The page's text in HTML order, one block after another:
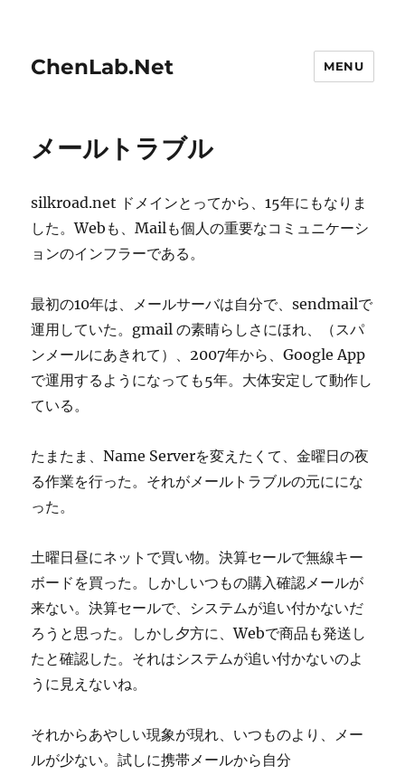
ChenLab.Net MENU
メールトラブル
silkroad.net ドメインとってから、15年にもなりま
した。Webも、Mailも個人の重要なコミュニケーシ
ョンのインフラーである。
最初の10年は、メールサーバは自分で、sendmailで
運用していた。gmail の素晴らしさにほれ、（スパ
ンメールにあきれて）、2007年から、Google App
で運用するようになっても5年。大体安定して動作し
ている。
たまたま、Name Serverを変えたくて、金曜日の夜
る作業を行った。それがメールトラブルの元ににな
った。
土曜日昼にネットで買い物。決算セールで無線キー
ボードを買った。しかしいつもの購入確認メールが
来ない。決算セールで、システムが追い付かないだ
ろうと思った。しかし夕方に、Webで商品も発送し
たと確認した。それはシステムが追い付かないのよ
うに見えないね。
それからあやしい現象が現れ、いつものより、メー
ルが少ない。試しに携帯メールから自分